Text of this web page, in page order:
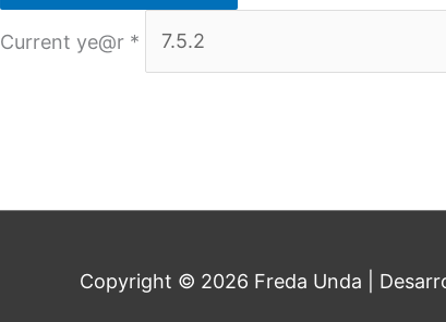
Current ye@r *
Copyright © 2026 Freda Unda |